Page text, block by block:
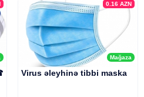
Mağaza
0.16 AZN
Virus əleyhinə tibbi maska